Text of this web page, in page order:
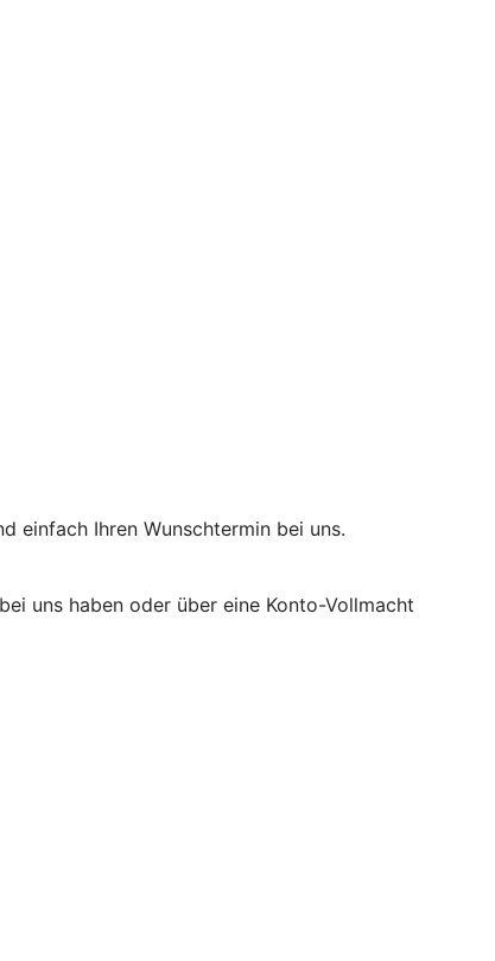
einfach Ihren Wunschtermin bei uns.
uns haben oder über eine Konto-Vollmacht